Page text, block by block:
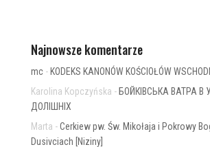
Najnowsze komentarze
mc- KODEKS KANONÓW KOŚCIOŁÓW
Karolina Kopczyńska - БОЙКІВСЬКА ВАТРА В
ДОЛІШНІХ
Marta -Cerkiew pw. Św. Mikołaja i Pokrowy
Dusivciach [Niziny]